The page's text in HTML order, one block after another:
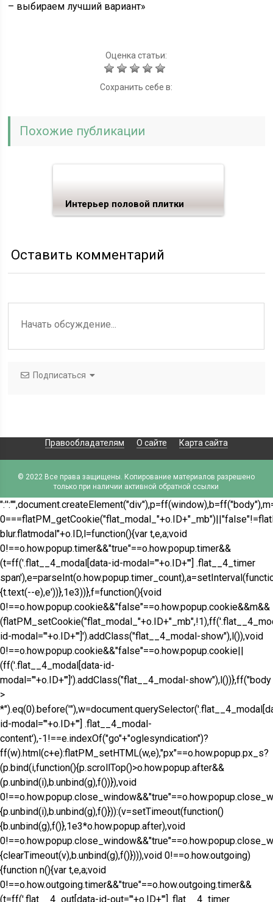
– выбираем лучший вариант»
Оценка статьи:
Сохранить себе в:
Похожие публикации
Интерьер половой плитки
Оставить комментарий
Подписаться
Правообладателям О сайте Карта сайта
© 2022 Все права защищены. Копирование материалов разрешено
только при наличии активной обратной ссылки
":'
blur.flatmodal"+o.ID,l=function(){var t,e,a;void
0!==o.how.popup.timer&&"true"==o.how.popup.timer&&
(t=ff('.flat__4_modal[data-id-modal="'+o.ID+'"] .flat__4_timer
{t.text(--e),e'))},1e3))},f=function(){void
0!==o.how.popup.cookie&&"false"==o.how.popup.cookie&&m&&
id-modal="'+o.ID+'"]').addClass("flat__4_modal-show"),l()),void
0!==o.how.popup.cookie&&"false"==o.how.popup.cookie||
(ff('.flat__4_modal[data-id-
modal="'+o.ID+'"]').addClass("flat__4_modal-show"),l())},ff("body
>
*").eq(0).before('
id-modal="'+o.ID+'"] .flat__4_modal-
content'),-1!==e.indexOf("go"+"oglesyndication")?
ff(w).html(c+e):flatPM_setHTML(w,e),"px"==o.how.popup.px_s?
(p.bind(i,function(){p.scrollTop()>o.how.popup.after&&
(p.unbind(i),b.unbind(g),f())}),void
{p.unbind(i),b.unbind(g),f()})):(v=setTimeout(function()
{b.unbind(g),f()},1e3*o.how.popup.after),void
{clearTimeout(v),b.unbind(g),f()}))),void 0!==o.how.outgoing)
{function n(){var t,e,a;void
0!==o.how.outgoing.timer&&"true"==o.how.outgoing.timer&&
(t=ff('.flat__4_out[data-id-out="'+o.ID+'"] .flat__4_timer